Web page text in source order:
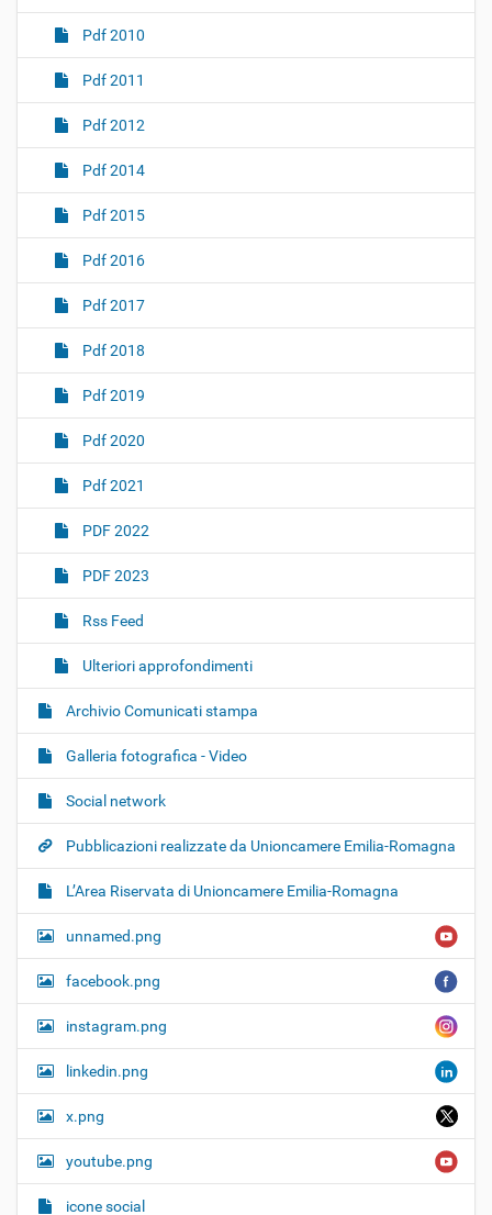
Pdf 2010
Pdf 2011
Pdf 2012
Pdf 2014
Pdf 2015
Pdf 2016
Pdf 2017
Pdf 2018
Pdf 2019
Pdf 2020
Pdf 2021
PDF 2022
PDF 2023
Rss Feed
Ulteriori approfondimenti
Archivio Comunicati stampa
Galleria fotografica - Video
Social network
Pubblicazioni realizzate da Unioncamere Emilia-Romagna
L’Area Riservata di Unioncamere Emilia-Romagna
unnamed.png
facebook.png
instagram.png
linkedin.png
x.png
youtube.png
icone social